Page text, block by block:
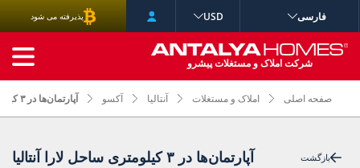
صفحه اصلی املاک و مستغلات آنتالیا آکسو آپارتمان‌ها در ۳ کیلومتری ساحل لارا آنتالیا
بازگشت آپارتمان‌ها در ۳ کیلومتری ساحل لارا آنتالیا
فارسی USD پذیرفته می شود
شرکت املاک و مستغلات پیشرو
جستجوی پیشرفته